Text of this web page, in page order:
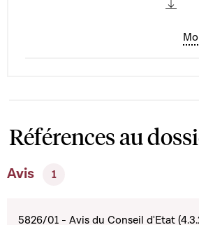
Références au
Avis 1
5826/01 - Avis du Conseil d'Etat